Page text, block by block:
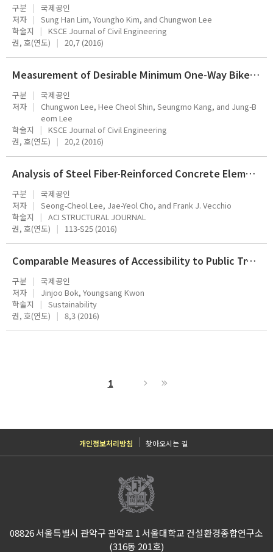
구분
국제공인
저자
Sung Han Lim, Youngho Kim, and Chungwon Lee
학술지
KSCE Journal of Civil Engineering
권, 호(연도)
20,7 (2016)
Measurement of Desirable Minimum One-Way Bike Lane Width
구분
국제공인
저자
Chungwon Lee, Hee Cheol Shin, Seungmo Kang, and Jung-B
eom Lee
학술지
KSCE Journal of Civil Engineering
권, 호(연도)
20,2 (2016)
Analysis of Steel Fiber-Reinforced Concrete Elements Subjected to Shear
구분
국제공인
저자
Seong-Cheol Lee, Jae-Yeol Cho, and Frank J. Vecchio
학술지
ACI STRUCTURAL JOURNAL
권, 호(연도)
113-S25 (2016)
Comparable Measures of Accessibility to Public Transport Using the General Transit Feed Specification
구분
국제공인
저자
Jinjoo Bok, Youngsang Kwon
학술지
Sustainability
권, 호(연도)
8,3 (2016)
1
개인정보처리방침 찾아오시는 길
08826 서울특별시 관악구 관악로 1 서울대학교 건설환경종합연구소
(316동 201호)